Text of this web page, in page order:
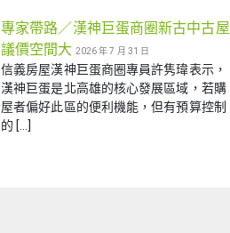
專家帶路／漢神巨蛋商圈新古中古屋
議價空間大 2026 年 7 月 31 日
信義房屋漢神巨蛋商圈專員許隽瑋表示，
漢神巨蛋是北高雄的核心發展區域，若購
屋者偏好此區的便利機能，但有預算控制
的 […]